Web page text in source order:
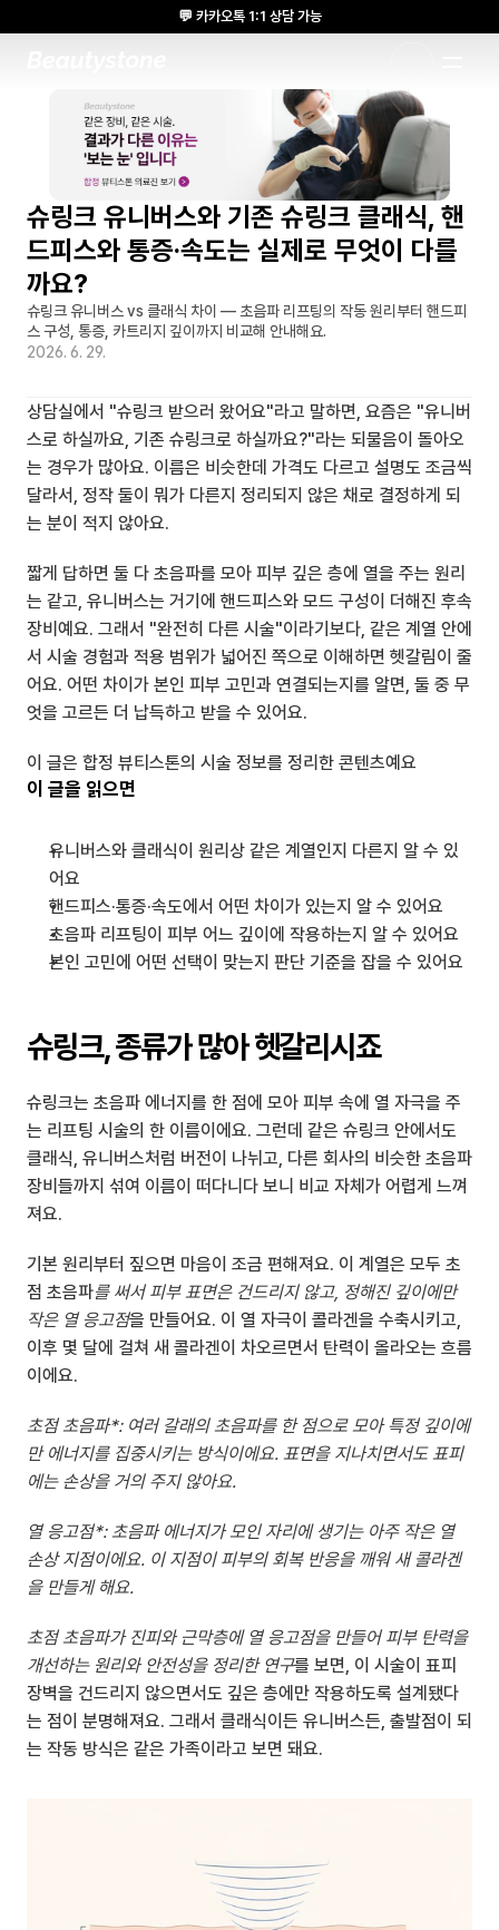
슈링크 유니버스와 기존 슈링크 클래식, 핸
드피스와 통증·속도는 실제로 무엇이 다를
까요?
슈링크 유니버스 vs 클래식 차이 — 초음파 리프팅의 작동 원리부터 핸드피
스 구성, 통증, 카트리지 깊이까지 비교해 안내해요.
2026. 6. 29.
상담실에서 "슈링크 받으러 왔어요"라고 말하면, 요즘은 "유니버
스로 하실까요, 기존 슈링크로 하실까요?"라는 되물음이 돌아오
는 경우가 많아요. 이름은 비슷한데 가격도 다르고 설명도 조금씩
달라서, 정작 둘이 뭐가 다른지 정리되지 않은 채로 결정하게 되
는 분이 적지 않아요.
짧게 답하면 둘 다 초음파를 모아 피부 깊은 층에 열을 주는 원리
는 같고, 유니버스는 거기에 핸드피스와 모드 구성이 더해진 후속
장비예요. 그래서 "완전히 다른 시술"이라기보다, 같은 계열 안에
서 시술 경험과 적용 범위가 넓어진 쪽으로 이해하면 헷갈림이 줄
어요. 어떤 차이가 본인 피부 고민과 연결되는지를 알면, 둘 중 무
엇을 고르든 더 납득하고 받을 수 있어요.
이 글은 합정 뷰티스톤의 시술 정보를 정리한 콘텐츠예요
이 글을 읽으면
유니버스와 클래식이 원리상 같은 계열인지 다른지 알 수 있
어요
핸드피스·통증·속도에서 어떤 차이가 있는지 알 수 있어요
초음파 리프팅이 피부 어느 깊이에 작용하는지 알 수 있어요
본인 고민에 어떤 선택이 맞는지 판단 기준을 잡을 수 있어요
슈링크, 종류가 많아 헷갈리시죠
슈링크는 초음파 에너지를 한 점에 모아 피부 속에 열 자극을 주
는 리프팅 시술의 한 이름이에요. 그런데 같은 슈링크 안에서도
클래식, 유니버스처럼 버전이 나뉘고, 다른 회사의 비슷한 초음파
장비들까지 섞여 이름이 떠다니다 보니 비교 자체가 어렵게 느껴
져요.
기본 원리부터 짚으면 마음이 조금 편해져요. 이 계열은 모두 초
점 초음파를 써서 피부 표면은 건드리지 않고, 정해진 깊이에만
작은 열 응고점을 만들어요. 이 열 자극이 콜라겐을 수축시키고,
이후 몇 달에 걸쳐 새 콜라겐이 차오르면서 탄력이 올라오는 흐름
이에요.
초점 초음파*: 여러 갈래의 초음파를 한 점으로 모아 특정 깊이에
만 에너지를 집중시키는 방식이에요. 표면을 지나치면서도 표피
에는 손상을 거의 주지 않아요.
열 응고점*: 초음파 에너지가 모인 자리에 생기는 아주 작은 열
손상 지점이에요. 이 지점이 피부의 회복 반응을 깨워 새 콜라겐
을 만들게 해요.
초점 초음파가 진피와 근막층에 열 응고점을 만들어 피부 탄력을
개선하는 원리와 안전성을 정리한 연구를 보면, 이 시술이 표피
장벽을 건드리지 않으면서도 깊은 층에만 작용하도록 설계됐다
는 점이 분명해져요. 그래서 클래식이든 유니버스든, 출발점이 되
는 작동 방식은 같은 가족이라고 보면 돼요.
💬 카카오톡 1:1 상담 가능
🌸 뷰티스톤의원 메디톡스 방콕 Cadaver workshop 참석 🌸